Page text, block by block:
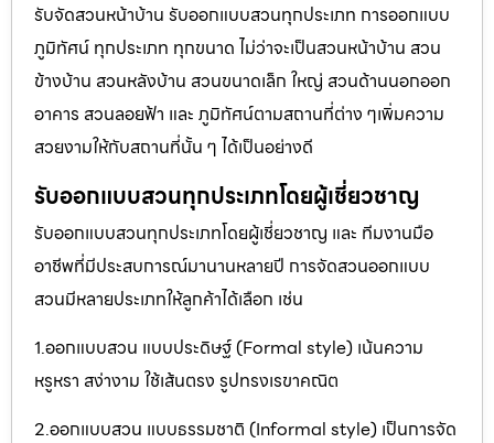
รับจัดสวนหน้าบ้าน รับออกแบบสวนทุกประเภท การออกแบบ
ภูมิทัศน์ ทุกประเภท ทุกขนาด ไม่ว่าจะเป็นสวนหน้าบ้าน สวน
ข้างบ้าน สวนหลังบ้าน สวนขนาดเล็ก ใหญ่ สวนด้านนอกออก
อาคาร สวนลอยฟ้า และ ภูมิทัศน์ตามสถานที่ต่าง ๆเพิ่มความ
สวยงามให้กับสถานที่นั้น ๆ ได้เป็นอย่างดี
รับออกแบบสวนทุกประเภทโดยผู้เชี่ยวชาญ
รับออกแบบสวนทุกประเภทโดยผู้เชี่ยวชาญ และ ทีมงานมือ
อาชีพที่มีประสบการณ์มานานหลายปี การจัดสวนออกแบบ
สวนมีหลายประเภทให้ลูกค้าได้เลือก เช่น
1.ออกแบบสวน แบบประดิษฐ์ (Formal style) เน้นความ
หรูหรา สง่างาม ใช้เส้นตรง รูปทรงเรขาคณิต
2.ออกแบบสวน แบบธรรมชาติ (Informal style) เป็นการจัด